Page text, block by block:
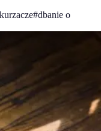
#dbanie o